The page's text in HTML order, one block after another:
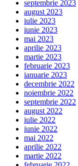
septembrie 2023
august 2023
iulie 2023
iunie 2023
mai 2023
aprilie 2023
martie 2023
februarie 2023
ianuarie 2023
decembrie 2022
noiembrie 2022
septembrie 2022
august 2022
iulie 2022
iunie 2022
mai 2022
aprilie 2022
martie 2022